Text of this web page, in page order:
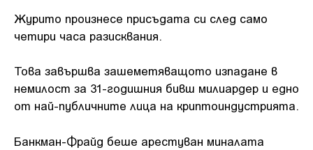
Журито произнесе присъдата си след само
четири часа разисквания.
Това завършва зашеметяващото изпадане в
немилост за 31-годишния бивш милиардер и едно
от най-публичните лица на криптоиндустрията.
Банкман-Фрайд беше арестуван миналата